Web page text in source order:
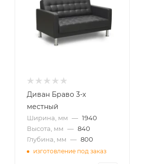
Диван Браво 3-х
местный
Ширина, мм — 1940
Высота, мм — 840
Глубина, мм — 800
изготовление под заказ